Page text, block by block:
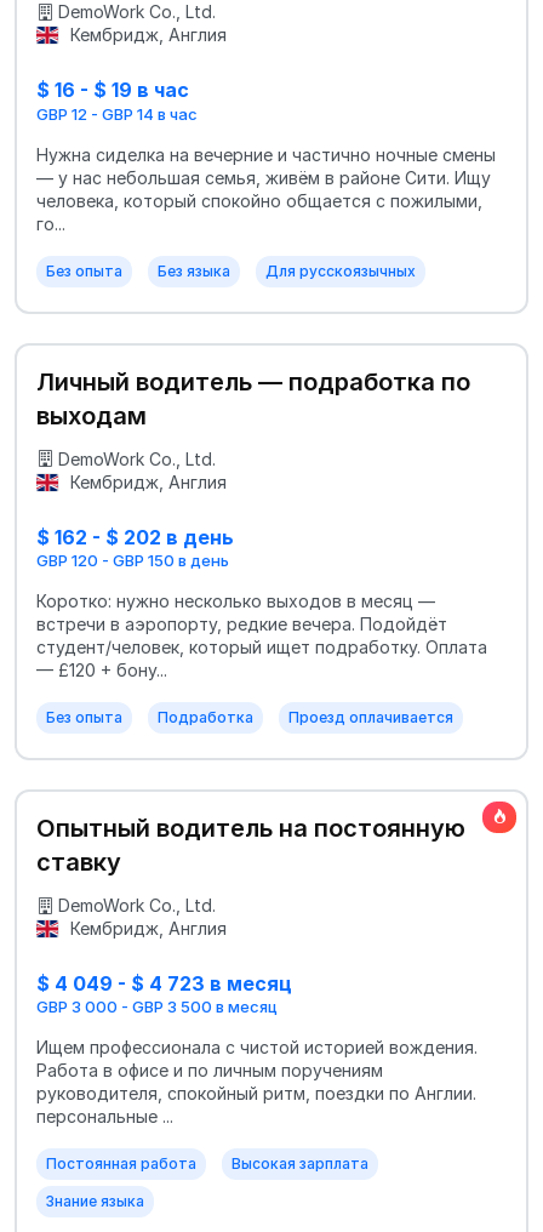
DemoWork Co., Ltd.
Кембридж, Англия
$ 16 - $ 19 в час
GBP 12 - GBP 14 в час
Нужна сиделка на вечерние и частично ночные смены
— у нас небольшая семья, живём в районе Сити. Ищу
человека, который спокойно общается с пожилыми,
го...
Без опыта Без языка Для русскоязычных
Личный водитель — подработка по
выходам
DemoWork Co., Ltd.
Кембридж, Англия
$ 162 - $ 202 в день
GBP 120 - GBP 150 в день
Коротко: нужно несколько выходов в месяц —
встречи в аэропорту, редкие вечера. Подойдёт
студент/человек, который ищет подработку. Оплата
— £120 + бону...
Без опыта Подработка Проезд оплачивается
Опытный водитель на постоянную
ставку
DemoWork Co., Ltd.
Кембридж, Англия
$ 4 049 - $ 4 723 в месяц
GBP 3 000 - GBP 3 500 в месяц
Ищем профессионала с чистой историей вождения.
Работа в офисе и по личным поручениям
руководителя, спокойный ритм, поездки по Англии.
персональные ...
Постоянная работа Высокая зарплата
Знание языка